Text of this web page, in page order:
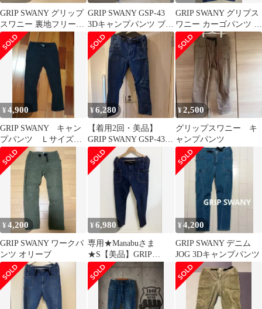
GRIP SWANY グリップ
スワニー 裏地フリース
パンツ サイズＬ
GRIP SWANY GSP-43
3Dキャンプパンツ ブラ
ックM
GRIP SWANY グリプス
ワニー カーゴパンツ キ
ャンプパンツ ネイビー
S
¥4,900
GRIP SWANY キャン
プパンツ Ｌサイズ
ブラック
¥6,280
【着用2回・美品】
GRIP SWANY GSP-43
3Dキャンプパンツ XL
¥2,500
グリップスワニー キ
ャンプパンツ
¥4,200
GRIP SWANY ワークパ
ンツ オリーブ
¥6,980
専用★Manabuさま
★S【美品】GRIP
SWANY デニム
¥4,200
GRIP SWANY デニム
JOG 3Dキャンプパンツ